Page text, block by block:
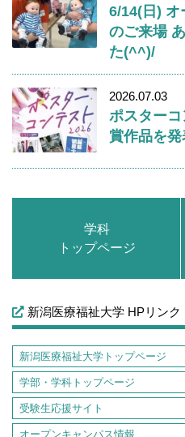
6/14(日) オ
のご来場
た(^^)/
2026.07.03
ポスター
賞作品を発
学科
トップページ
新潟医療福祉大学 HPリンク
新潟医療福祉大学トップページ
学部・学科トップページ
受験生応援サイト
オープンキャンパス情報